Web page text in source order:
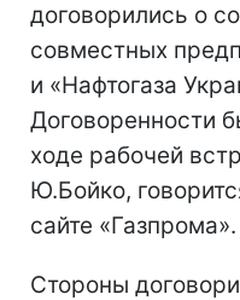
договорились о
совместных
и «Нафтогаза
Договоренности
ходе рабочей
Ю.Бойко,
сайте «Газпрома».
Стороны